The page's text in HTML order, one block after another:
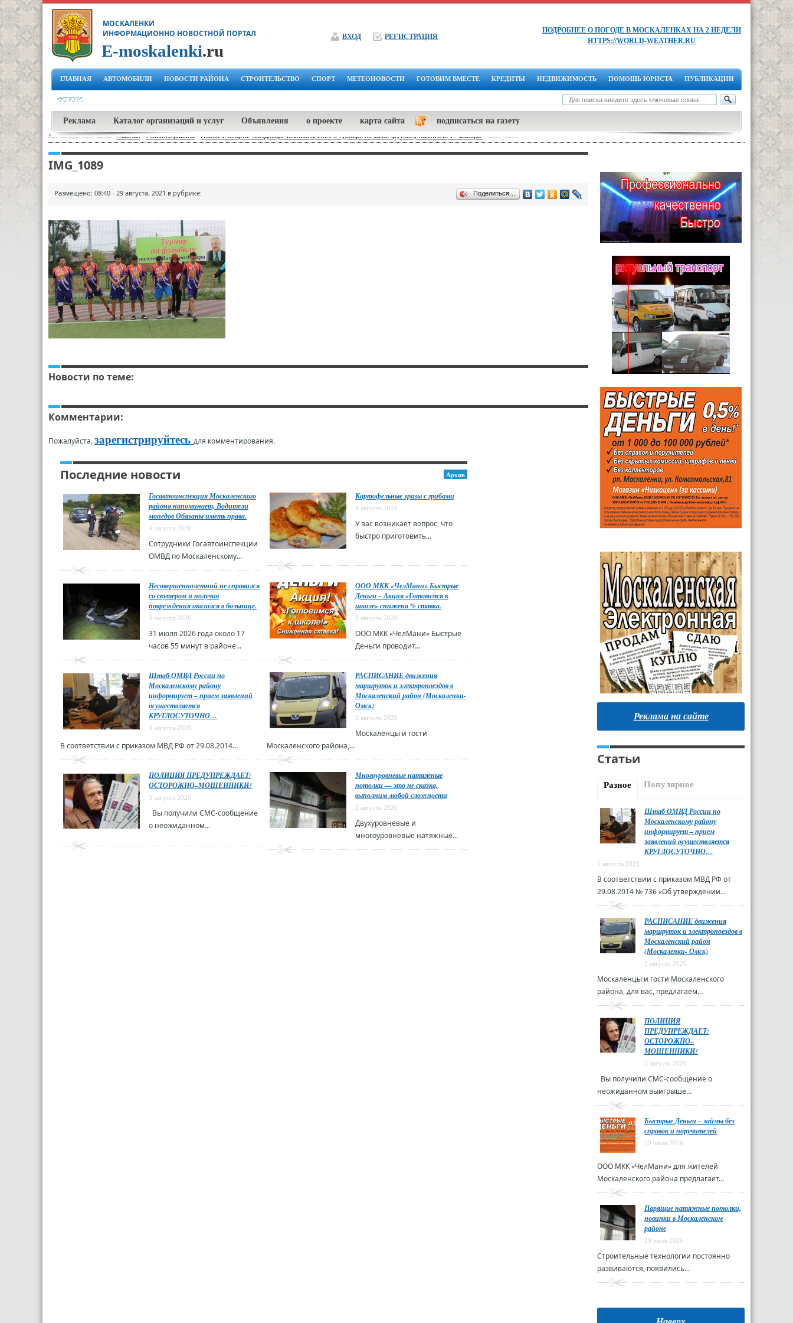
ВХОД РЕГИСТРАЦИЯ
МОСКАЛЕНКИ
ИНФОРМАЦИОННО НОВОСТНОЙ ПОРТАЛ
E-moskalenki.ru
ПОДРОБНЕЕ О ПОГОДЕ В МОСКАЛЕНКАХ НА 2 НЕДЕЛИ
HTTPS://WORLD-WEATHER.RU
ГЛАВНАЯ АВТОМОБИЛИ НОВОСТИ РАЙОНА СТРОИТЕЛЬСТВО СПОРТ МЕТЕОНОВОСТИ ГОТОВИМ ВМЕСТЕ КРЕДИТЫ НЕДВИЖИМОСТЬ ПОМОЩЬ ЮРИСТА ПУБЛИКАЦИИ
ФОРУМ
Реклама Каталог организаций и услуг Объявления о проекте карта сайта подписаться на газету
Вы находитесь здесь:Главная-Новости района Новости спорта: гвоздевцы чемпионы 2021 в турнире по мини-футболу памяти В. И. Фабера. IMG_1089
IMG_1089
Размещено: 08:40 - 29 августа, 2021 в рубрике: Поделиться…
Новости по теме:
Комментарии:
Пожалуйста,зарегистрируйтесь для комментирования.
Последние новости Архив
Госавтоинспекция Москаленского
района напоминает, Водители
мопедов Обязаны иметь права.
4 августа 2026
Сотрудники Госавтоинспекции
ОМВД по Москаленскому...
Картофельные зразы с грибами
4 августа 2026
У вас возникает вопрос, что
быстро приготовить...
Несовершеннолетний не справился
со скутером и получив
повреждения оказался в больнице.
3 августа 2026
31 июля 2026 года около 17
часов 55 минут в районе...
ООО МКК «ЧелМани» Быстрые
Деньги – Акция «Готовимся к
школе» снижена % ставка.
3 августа 2026
ООО МКК «ЧелМани» Быстрые
Деньги проводит...
Штаб ОМВД России по
Москаленскому району
информирует – прием заявлений
осуществляется
КРУГЛОСУТОЧНО…
3 августа 2026
В соответствии с приказом МВД РФ от 29.08.2014...
РАСПИСАНИЕ движения
маршруток и электропоездов в
Москаленский район (Москаленки-
Омск)
3 августа 2026
Москаленцы и гости
Москаленского района,...
ПОЛИЦИЯ ПРЕДУПРЕЖДАЕТ:
ОСТОРОЖНО–МОШЕННИКИ!
3 августа 2026
Вы получили СМС-сообщение
о неожиданном...
Многоуровневые натяжные
потолки — это не сказка,
выполним любой сложности
2 августа 2026
Двухуровневые и
многоуровневые натяжные...
Реклама на сайте
Статьи
Разное Популярное
Штаб ОМВД России по
Москаленскому району
информирует – прием
заявлений осуществляется
КРУГЛОСУТОЧНО…
3 августа 2026
В соответствии с приказом МВД РФ от
29.08.2014 № 736 «Об утверждении...
РАСПИСАНИЕ движения
маршруток и электропоездов в
Москаленский район
(Москаленки- Омск)
3 августа 2026
Москаленцы и гости Москаленского
района, для вас, предлагаем...
ПОЛИЦИЯ
ПРЕДУПРЕЖДАЕТ:
ОСТОРОЖНО–
МОШЕННИКИ!
3 августа 2026
Вы получили СМС-сообщение о
неожиданном выигрыше...
Быстрые Деньги – займы без
справок и поручителей
29 июля 2026
ООО МКК «ЧелМани» для жителей
Москаленского района предлагает...
Парящие натяжные потолки,
новинки в Москаленском
районе
29 июля 2026
Строительные технологии постоянно
развиваются, появились...